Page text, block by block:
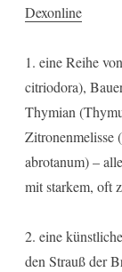
Dexonline
1. eine Reihe
citriodora),
Thymian
Zitronenmelisse
abrotanum) –
mit starkem, oft
2. eine
den Strauß der